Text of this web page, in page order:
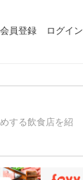
員登録 ログイン
する飲食店を紹